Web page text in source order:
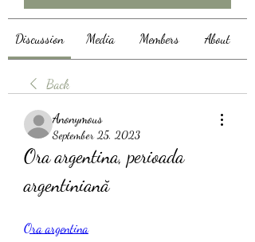
Discussion Media Members About
Back
Anonymous
September 25, 2023
Ora argentina, perioada
argentiniană
Ora argentina